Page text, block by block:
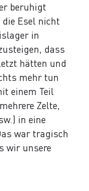
beruhigt
Esel nicht
in
dass
hätten und
mehr tun
einem Teil
Zelte,
in eine
war tragisch
wir unsere